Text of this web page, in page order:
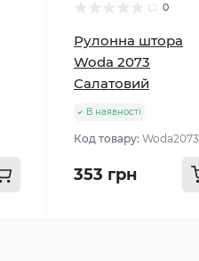
0
Рулонна штора
Woda 2073
Салатовий
В наявності
Код товару: Woda2073
353 грн